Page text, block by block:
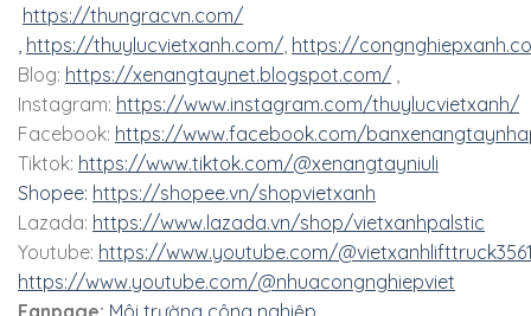
https://thungracvn.com/
https://thuylucvietxanh.com/ https://
Blog: https://xenangtaynet.blogspot.com/
Instagram: https://www.instagram.com/thuylucvietxanh/
Facebook: https://www.facebook.com/
Tiktok: https://www.tiktok.com/@xenangtayniuli
Shopee: https://shopee.vn/shopvietxanh
Lazada: https://www.lazada.vn/shop/vietxanhpalstic
Youtube: https://www.youtube.com/
https://www.youtube.com/@nhuacongnghiepviet
Fanpage: Môi trường công nghiệp